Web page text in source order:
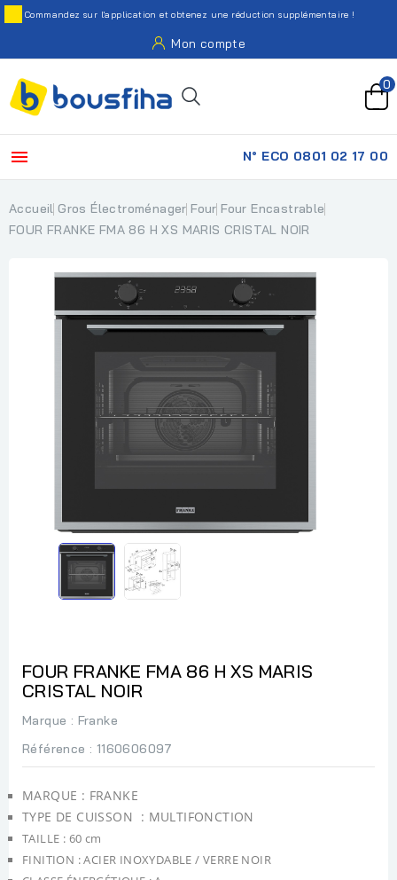
Commandez sur l'application et obtenez une réduction supplémentaire !
Mon compte
0
 N° ECO 0801 02 17 00
Accueil Gros Électroménager Four Four Encastrable
FOUR FRANKE FMA 86 H XS MARIS CRISTAL NOIR
FOUR FRANKE FMA 86 H XS MARIS
CRISTAL NOIR
Marque : Franke
Référence : 1160606097
MARQUE : FRANKE
TYPE DE CUISSON : MULTIFONCTION
TAILLE : 60 cm
FINITION : ACIER INOXYDABLE / VERRE NOIR